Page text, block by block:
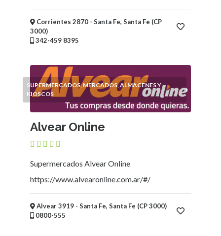
Corrientes 2870 - Santa Fe, Santa Fe (CP
3000)
342-459 8395
SUPERMERCADOS, MERCADOS, ALMACENES Y
KIOSCOS
Alvear Online
Supermercados Alvear Online
https://www.alvearonline.com.ar/#/
Alvear 3919 - Santa Fe, Santa Fe (CP 3000)
0800-555